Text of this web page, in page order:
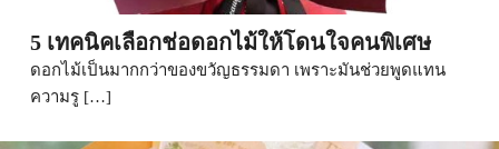
5 เทคนิคเลือกช่อดอกไม้ให้โดนใจคนพิเศษ
ดอกไม้เป็นมากกว่าของขวัญธรรมดา เพราะมันช่วยพูดแทน
ความรู […]